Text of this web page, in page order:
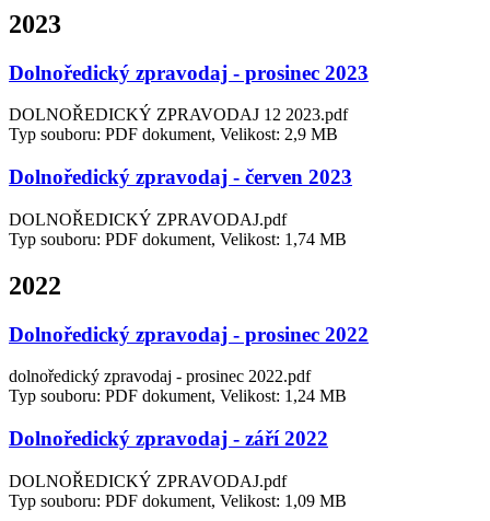
2023
Dolnoředický zpravodaj - prosinec 2023
DOLNOŘEDICKÝ ZPRAVODAJ 12 2023.pdf
Typ souboru: PDF dokument, Velikost: 2,9 MB
Dolnoředický zpravodaj - červen 2023
DOLNOŘEDICKÝ ZPRAVODAJ.pdf
Typ souboru: PDF dokument, Velikost: 1,74 MB
2022
Dolnoředický zpravodaj - prosinec 2022
dolnoředický zpravodaj - prosinec 2022.pdf
Typ souboru: PDF dokument, Velikost: 1,24 MB
Dolnoředický zpravodaj - září 2022
DOLNOŘEDICKÝ ZPRAVODAJ.pdf
Typ souboru: PDF dokument, Velikost: 1,09 MB